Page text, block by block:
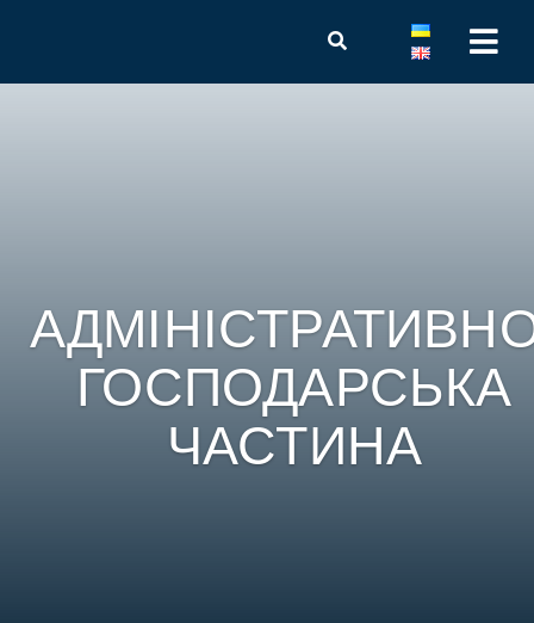
ГОСПОДАРСЬКА
ЧАСТИНА